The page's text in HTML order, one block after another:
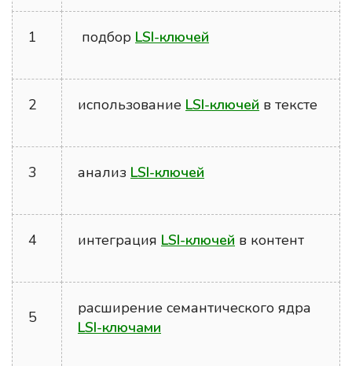
1 подбор LSI-ключей
2 использование LSI-ключей в тексте
3 анализ LSI-ключей
4 интеграция LSI-ключей в контент
5
расширение семантического ядра
LSI-ключами